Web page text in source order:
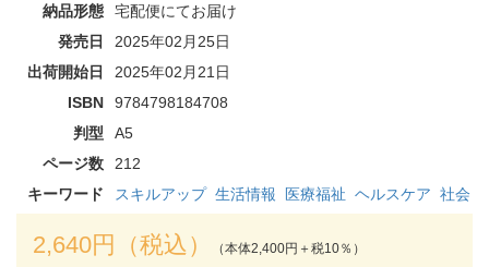
納品形態
宅配便にてお届け
発売日
2025年02月25日
出荷開始日
2025年02月21日
ISBN
9784798184708
判型
A5
ページ数
212
キーワード
スキルアップ 生活情報 医療福祉 ヘルスケア 社会
2,640円（税込） （本体2,400円＋税10％）